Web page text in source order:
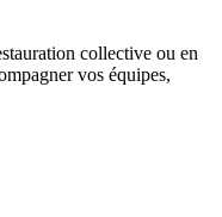
collective ou en
vos équipes,